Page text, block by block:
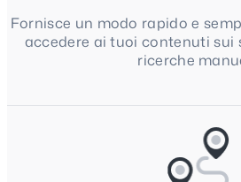
Fornisce un modo rapido e
accedere ai tuoi contenuti sui
ricerche